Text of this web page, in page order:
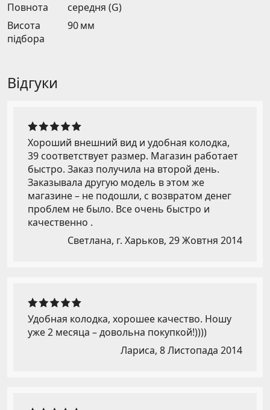
Повнота
середня (G)
Висота
підбора
90 мм
Відгуки
Хороший внешний вид и удобная колодка,
39 соответствует размер. Магазин работает
быстро. Заказ получила на второй день.
Заказывала другую модель в этом же
магазине – не подошли, с возвратом денег
проблем не было. Все очень быстро и
качественно .
Светлана, г. Харьков, 29 Жовтня 2014
Удобная колодка, хорошее качество. Ношу
уже 2 месяца – довольна покупкой!))))
Лариса, 8 Листопада 2014